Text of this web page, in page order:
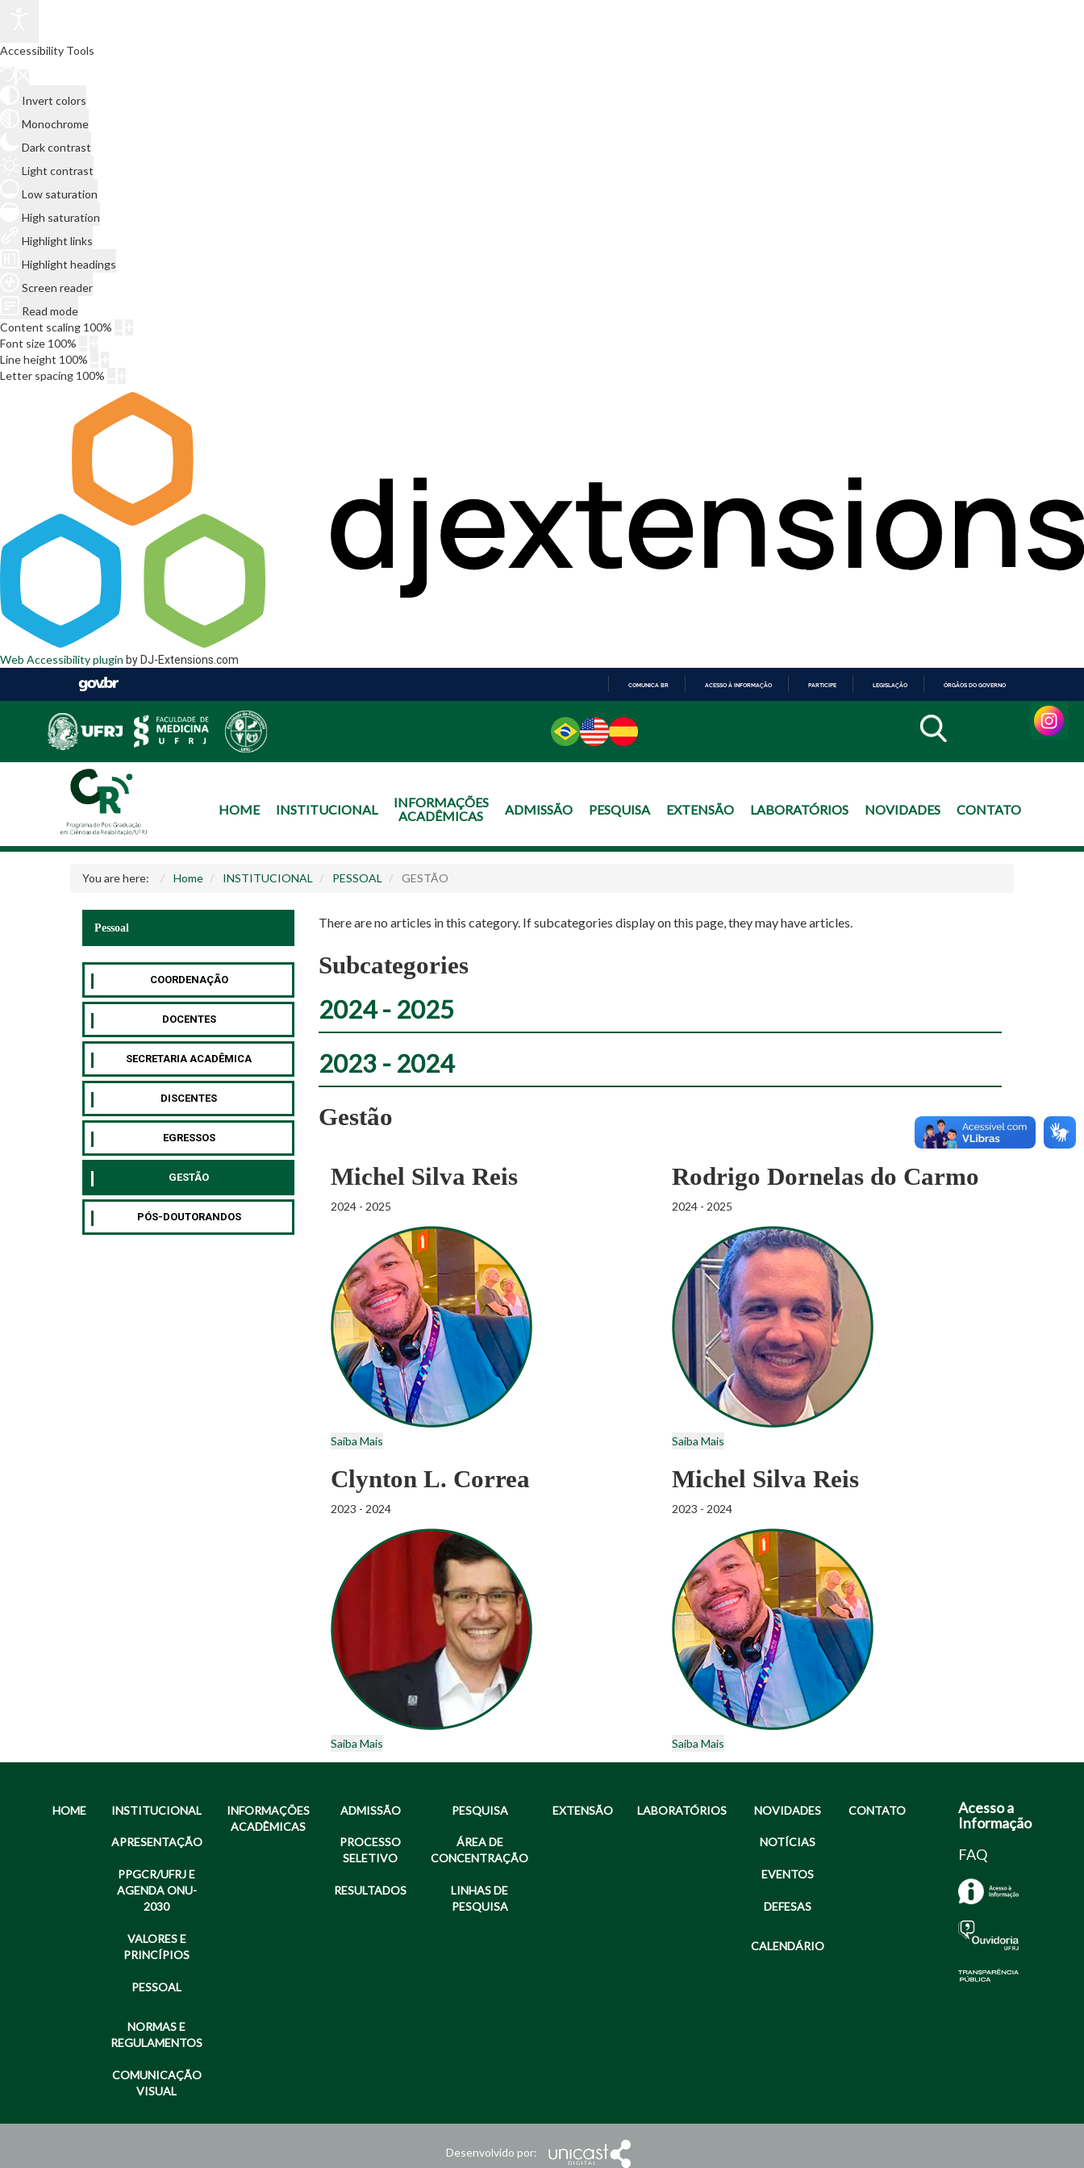
Accessibility Tools
Invert colors
Monochrome
Dark contrast
Light contrast
Low saturation
High saturation
Highlight links
Highlight headings
Screen reader
Read mode
Content scaling 100%
Font size 100%
Line height 100%
Letter spacing 100%
Web Accessibility plugin by DJ-Extensions.com
PARA
CONTEÚDO
COMUNICA BR ACESSO À INFORMAÇÃO PARTICIPE LEGISLAÇÃO ÓRGÃOS DO GOVERNO
HOME INSTITUCIONAL
INFORMAÇÕES
ACADÊMICAS
ADMISSÃO PESQUISA EXTENSÃO LABORATÓRIOS NOVIDADES CONTATO
You are here: Home INSTITUCIONAL PESSOAL GESTÃO
Pessoal
COORDENAÇÃO
DOCENTES
SECRETARIA ACADÊMICA
DISCENTES
EGRESSOS
GESTÃO
PÓS-DOUTORANDOS
There are no articles in this category. If subcategories display on this page, they may have articles.
Subcategories
2024 - 2025
2023 - 2024
Gestão
Michel Silva Reis
2024 - 2025
Saiba Mais
Rodrigo Dornelas do Carmo
2024 - 2025
Saiba Mais
Clynton L. Correa
2023 - 2024
Saiba Mais
Michel Silva Reis
2023 - 2024
Saiba Mais
HOME INSTITUCIONAL
APRESENTAÇÃO
PPGCR/UFRJ E
AGENDA ONU-
2030
VALORES E
PRINCÍPIOS
PESSOAL
NORMAS E
REGULAMENTOS
COMUNICAÇÃO
VISUAL
INFORMAÇÕES
ACADÊMICAS
ADMISSÃO
PROCESSO
SELETIVO
RESULTADOS
PESQUISA
ÁREA DE
CONCENTRAÇÃO
LINHAS DE
PESQUISA
EXTENSÃO LABORATÓRIOS NOVIDADES
NOTÍCIAS
EVENTOS
DEFESAS
CALENDÁRIO
CONTATO
Acesso a
Informação
FAQ
Desenvolvido por: